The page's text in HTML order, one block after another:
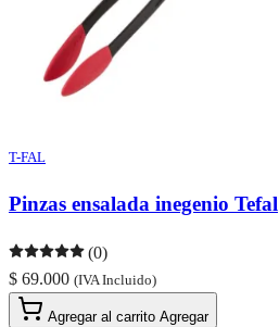
T-FAL
Pinzas ensalada inegenio Tefal
(0)
$ 69.000 (IVA Incluido)
Agregar al carrito Agregar